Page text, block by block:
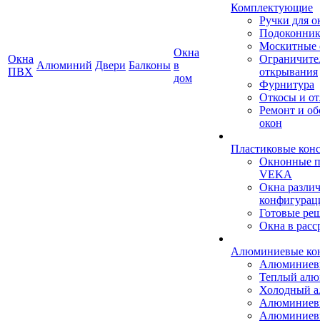
Окна
ПВХ
Алюминий Двери Балконы
Окна
в
дом
Комплектующие
Ручки для
Москитные
открывания
Фурнитура
Откосы и
Ремонт и
окон
Пластиковые
Окнонные
VEKA
Окна
Готовые
Окна в
Алюминиевые
Теплый
Холодный